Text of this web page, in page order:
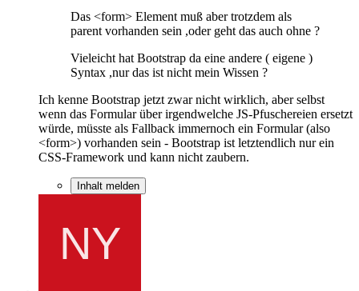
Das <form> Element muß aber trotzdem als
parent vorhanden sein ,oder geht das auch ohne ?
Vieleicht hat Bootstrap da eine andere ( eigene )
Syntax ,nur das ist nicht mein Wissen ?
Ich kenne Bootstrap jetzt zwar nicht wirklich, aber selbst
wenn das Formular über irgendwelche JS-Pfuschereien ersetzt
würde, müsste als Fallback immernoch ein Formular (also
<form>) vorhanden sein - Bootstrap ist letztendlich nur ein
CSS-Framework und kann nicht zaubern.
Inhalt melden